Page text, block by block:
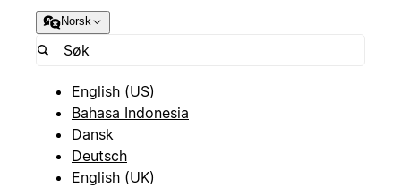
Norsk
English (US)
Bahasa Indonesia
Dansk
Deutsch
English (UK)